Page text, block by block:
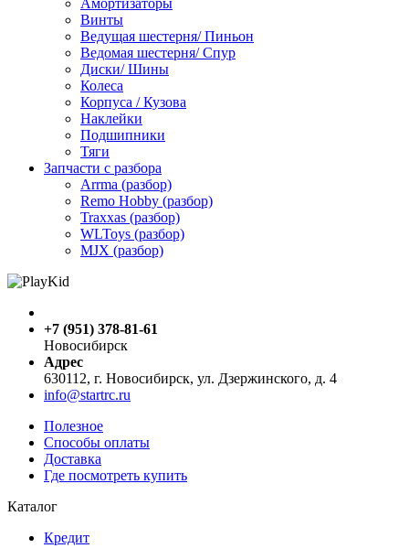
Винты
Ведущая шестерня/ Пиньон
Ведомая шестерня/ Спур
Диски/ Шины
Колеса
Корпуса / Кузова
Наклейки
Подшипники
Тяги
Запчасти с разбора
Arrma (разбор)
Remo Hobby (разбор)
Traxxas (разбор)
WLToys (разбор)
MJX (разбор)
+7 (951) 378-81-61
Новосибирск
Адрес
630112, г. Новосибирск, ул. Дзержинского, д. 4
info@startrc.ru
Полезное
Способы оплаты
Доставка
Где посмотреть купить
Каталог
Кредит